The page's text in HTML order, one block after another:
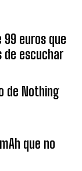
euros que
de escuchar
de Nothing
que no